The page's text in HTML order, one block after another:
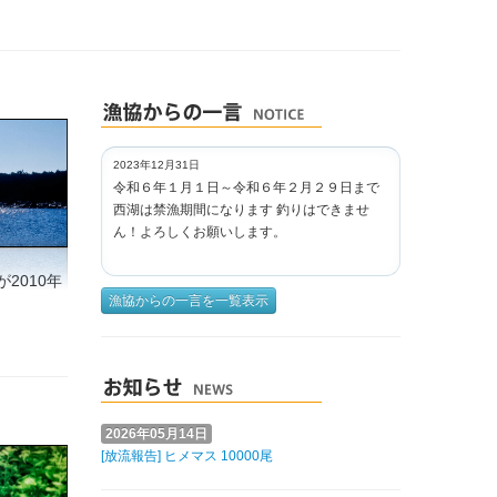
2010年
2023年12月31日
令和６年１月１日～令和６年２月２９日まで
西湖は禁漁期間になります 釣りはできませ
ん！よろしくお願いします。
漁協からの一言を一覧表示
2026年05月14日
[放流報告] ヒメマス 10000尾